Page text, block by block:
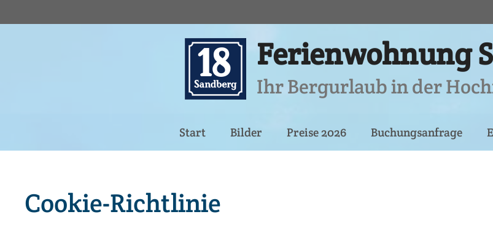
Inhalt
Ferienwohnung
Ihr Bergurlaub in der
Start Bilder Preise 2026 Buchungsanfrage
Cookie-Richtlinie